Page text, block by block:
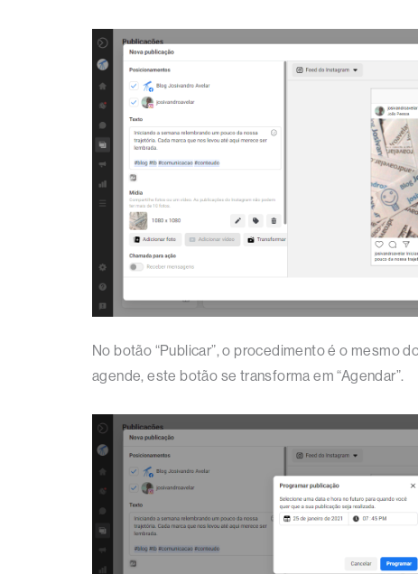
No botão “Publicar”, o procedimento é o mesmo
agende, este botão se transforma em “Agendar”.